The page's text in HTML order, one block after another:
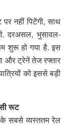
नहीं पिटेंगी, साथ
दरअसल, भुसावल-
शुरू हो गया है. इस
और ट्रेनें तेज रफ्तार
को इससे बड़ी
रूट
के सबसे व्यस्ततम रेल